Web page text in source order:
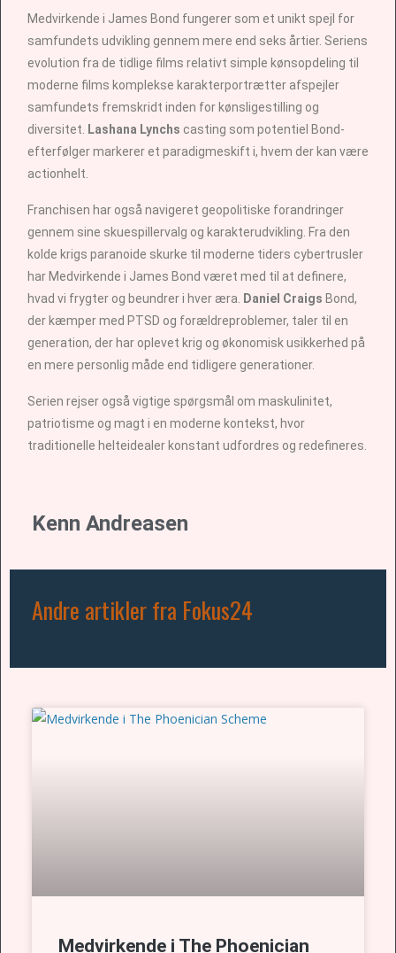
Medvirkende i James Bond fungerer som et unikt spejl for
samfundets udvikling gennem mere end seks årtier. Seriens
evolution fra de tidlige films relativt simple kønsopdeling til
moderne films komplekse karakterportrætter afspejler
samfundets fremskridt inden for kønsligestilling og
diversitet. Lashana Lynchs casting som potentiel Bond-
efterfølger markerer et paradigmeskift i, hvem der kan være
actionhelt.
Franchisen har også navigeret geopolitiske forandringer
gennem sine skuespillervalg og karakterudvikling. Fra den
kolde krigs paranoide skurke til moderne tiders cybertrusler
har Medvirkende i James Bond været med til at definere,
hvad vi frygter og beundrer i hver æra. Daniel Craigs Bond,
der kæmper med PTSD og forældreproblemer, taler til en
generation, der har oplevet krig og økonomisk usikkerhed på
en mere personlig måde end tidligere generationer.
Serien rejser også vigtige spørgsmål om maskulinitet,
patriotisme og magt i en moderne kontekst, hvor
traditionelle helteidealer konstant udfordres og redefineres.
Kenn Andreasen
Andre artikler fra Fokus24
Medvirkende i The Phoenician